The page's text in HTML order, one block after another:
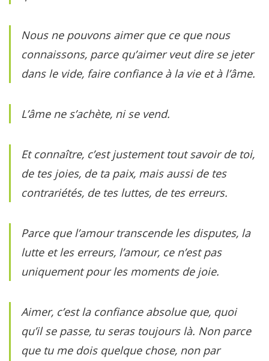
Nous ne pouvons aimer que ce que nous
connaissons, parce qu’aimer veut dire se jeter
dans le vide, faire confiance à la vie et à l’âme.
L’âme ne s’achète, ni se vend.
Et connaître, c’est justement tout savoir de toi,
de tes joies, de ta paix, mais aussi de tes
contrariétés, de tes luttes, de tes erreurs.
Parce que l’amour transcende les disputes, la
lutte et les erreurs, l’amour, ce n’est pas
uniquement pour les moments de joie.
Aimer, c’est la confiance absolue que, quoi
qu’il se passe, tu seras toujours là. Non parce
que tu me dois quelque chose, non par